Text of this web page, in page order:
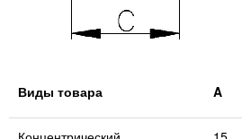
Виды товара A